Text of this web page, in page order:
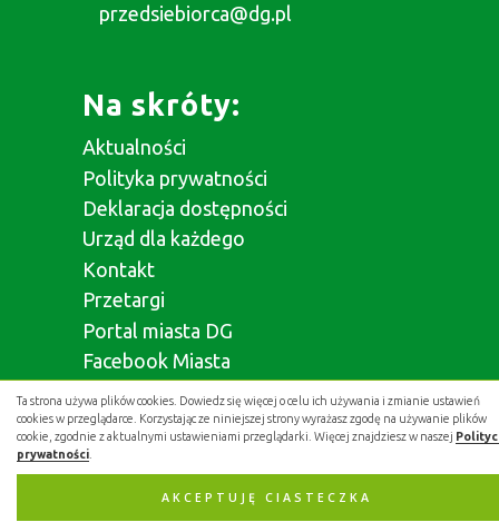
Ta strona używa plików cookies. Dowiedz się więcej o celu ich używania i zmianie ustawień
cookies w przeglądarce. Korzystając ze niniejszej strony wyrażasz zgodę na używanie plików
cookie, zgodnie z aktualnymi ustawieniami przeglądarki. Więcej znajdziesz w naszej
prywatności
AKCEPTUJĘ CIASTECZKA
przedsiebiorca@dg.pl
Na skróty:
Aktualności
Polityka prywatności
Deklaracja dostępności
Urząd dla każdego
Kontakt
Przetargi
Portal miasta DG
Facebook Miasta
Facebook Prezydenta